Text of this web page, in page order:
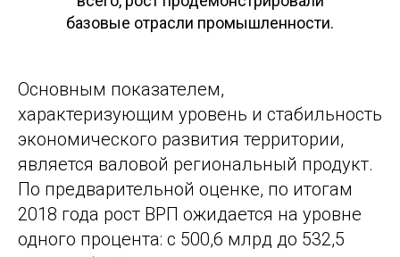
базовые отрасли промышленности.
Основным показателем,
характеризующим уровень и стабильность
экономического развития территории,
является валовой региональный продукт.
По предварительной оценке, по итогам
2018 года рост ВРП ожидается на уровне
одного процента: с 500,6 млрд до 532,5